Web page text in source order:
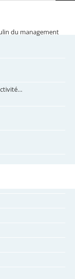
du management